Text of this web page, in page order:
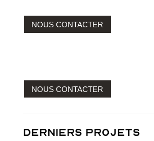
NOUS CONTACTER
NOUS CONTACTER
Derniers projets